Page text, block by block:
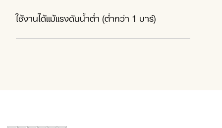
ใช้งานได้แม้แรงดันน้ำต่ำ (ต่ำกว่า 1 บาร์)